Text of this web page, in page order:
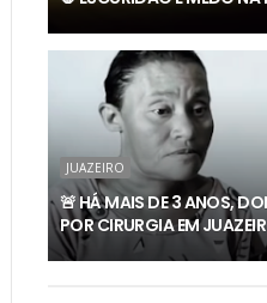
JUAZEIRO
🚨 HÁ MAIS DE 3 ANOS,
POR CIRURGIA EM